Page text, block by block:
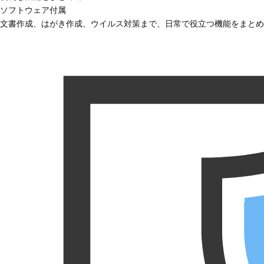
ソフトウェア付属
文書作成、はがき作成、ウイルス対策まで、日常で役立つ機能をまと